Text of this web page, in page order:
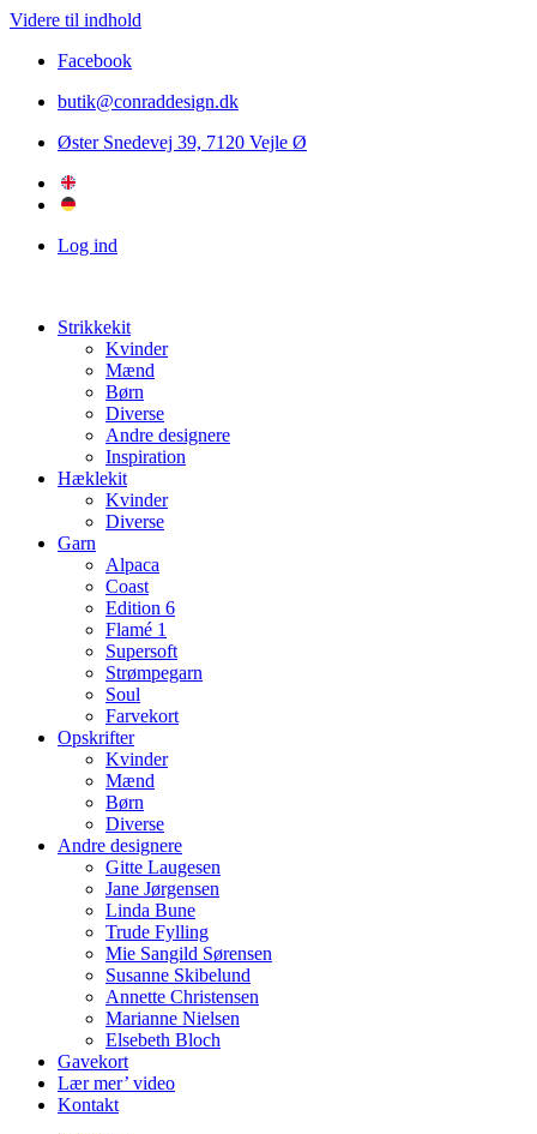
Videre til indhold
Facebook
butik@conraddesign.dk
Øster Snedevej 39, 7120 Vejle Ø
Log ind
Strikkekit
Kvinder
Mænd
Børn
Diverse
Andre designere
Inspiration
Hæklekit
Kvinder
Diverse
Garn
Alpaca
Coast
Edition 6
Flamé 1
Supersoft
Strømpegarn
Soul
Farvekort
Opskrifter
Kvinder
Mænd
Børn
Diverse
Andre designere
Gitte Laugesen
Jane Jørgensen
Linda Bune
Trude Fylling
Mie Sangild Sørensen
Susanne Skibelund
Annette Christensen
Marianne Nielsen
Elsebeth Bloch
Gavekort
Lær mer’ video
Kontakt